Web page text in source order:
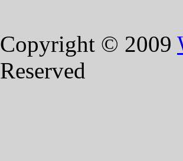
Copyright © 2009
Reserved